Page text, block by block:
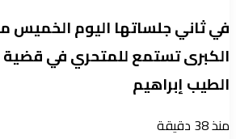
في ثاني جلساتها اليوم
الكبرى تستمع للمتحري في
الطيب إبراهيم
منذ 38 دقيقة